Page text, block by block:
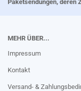
Paketsendungen, deren
MEHR ÜBER...
Impressum
Kontakt
Versand- &